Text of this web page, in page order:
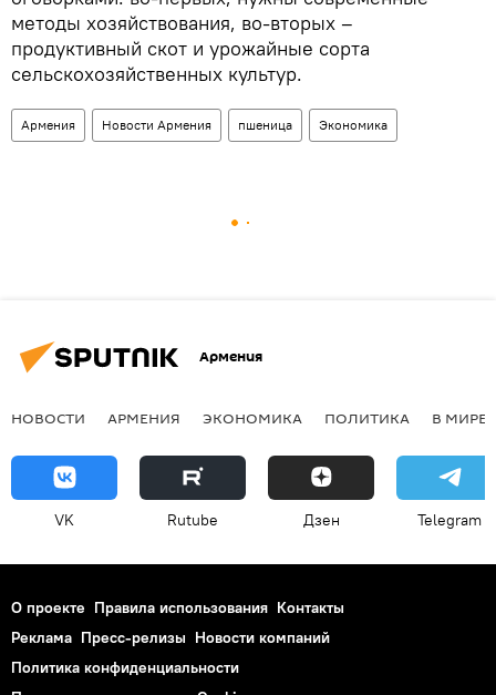
методы хозяйствования, во-вторых –
продуктивный скот и урожайные сорта
сельскохозяйственных культур.
Армения Новости Армения пшеница Экономика
Армения
НОВОСТИ АРМЕНИЯ ЭКОНОМИКА ПОЛИТИКА В МИРЕ
VK Rutube Дзен Telegram
О проекте Правила использования Контакты
Реклама Пресс-релизы Новости компаний
Политика конфиденциальности